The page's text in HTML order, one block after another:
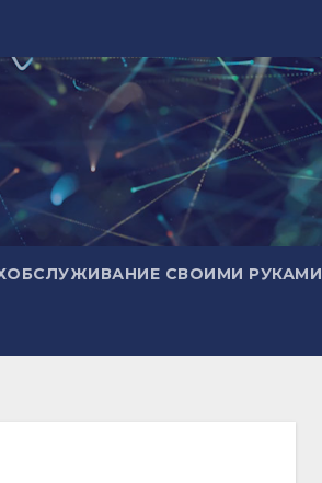
СВОИМИ РУКАМИ